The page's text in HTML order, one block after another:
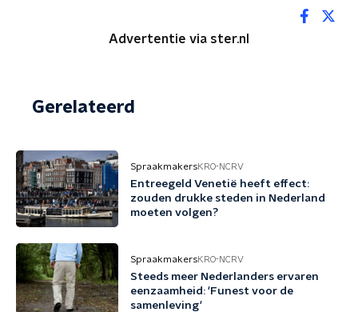
Advertentie via ster.nl
Gerelateerd
SpraakmakersKRO-NCRV
Entreegeld Venetië heeft effect:
zouden drukke steden in Nederland
moeten volgen?
SpraakmakersKRO-NCRV
Steeds meer Nederlanders ervaren
eenzaamheid: 'Funest voor de
samenleving'